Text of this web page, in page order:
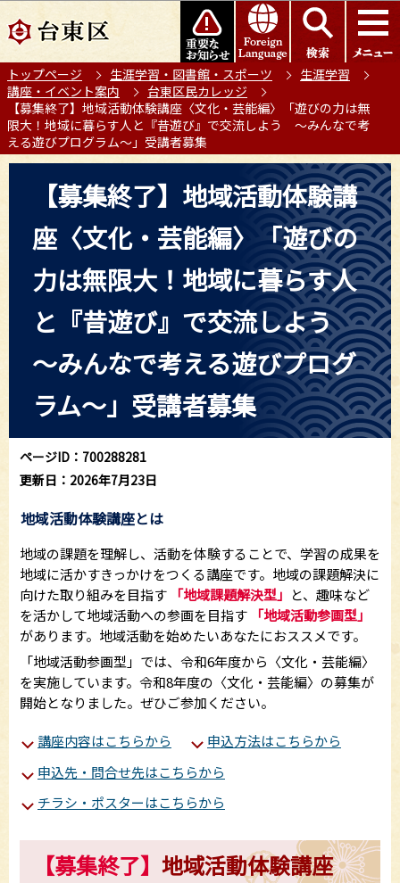
の
ー
ジ
の
先
頭
このページの本文へ移動
トップページ 生涯学習・図書館・スポーツ
生涯学習
講座・イベント案内
台東区民カレッジ
【募集終了】地域活動体験講座〈文化・芸能編〉「遊びの力は無
限大！地域に暮らす人と『昔遊び』で交流しよう ～みんなで考
える遊びプログラム～」受講者募集
【募集終了】地域活動体験講
座〈文化・芸能編〉「遊びの
力は無限大！地域に暮らす人
と『昔遊び』で交流しよう
～みんなで考える遊びプログ
ラム～」受講者募集
ページID：700288281
更新日：2026年7月23日
地域活動体験講座とは
地域の課題を理解し、活動を体験することで、学習の成果を
地域に活かすきっかけをつくる講座です。地域の課題解決に
向けた取り組みを目指す 「地域課題解決型」 と、趣味など
を活かして地域活動への参画を目指す 「地域活動参画型」
があります。地域活動を始めたいあなたにおススメです。
「地域活動参画型」では、令和6年度から〈文化・芸能編〉
を実施しています。令和8年度の〈文化・芸能編〉の募集が
開始となりました。ぜひご参加ください。
講座内容はこちらから
申込方法はこちらから
申込先・問合せ先はこちらから
チラシ・ポスターはこちらから
【募集終了】 地域活動体験講座